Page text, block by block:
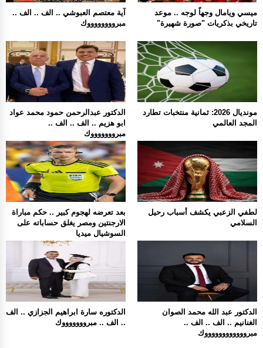
آية معتصم العبوشي .. الف .. الف ..
مبرووووووووك
ميسي ويامال وجهاً لوجه .. موعد
تاريخي بذكريات "صورة شهيرة"
الدكتور عبدالرحمن حمود محمد عواد
ابو هزيم .. الف .. الف ..
مبروووووووك
مونديال 2026: ثمانية منتخبات تطارد
المجد العالمي
بعد تعرضه لهجوم كبير .. حكم مباراة
الارجنتين ومصر يغلق حساباته على
السوشيال ميديا
لطفي الزعبي يكشف أسباب رحيل
السلامي
الدكتوره سارة ابراهيم الجزازي .. الف
.. الف .. مبروووووووك
الدكتور عبد الله محمد الصوان
الغنانيم .. الف .. الف ..
مبرووووووووووووك